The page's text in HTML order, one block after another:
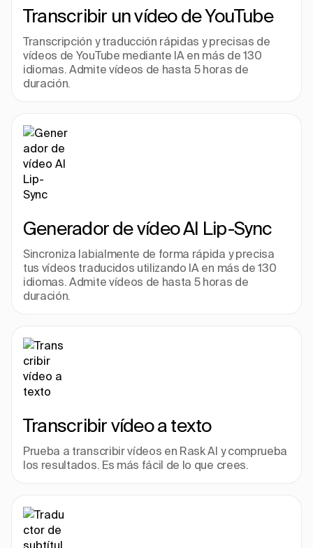
Transcribir un vídeo de YouTube
Transcripción y traducción rápidas y precisas de
vídeos de YouTube mediante IA en más de 130
idiomas. Admite vídeos de hasta 5 horas de
duración.
Generador de vídeo AI Lip-Sync
Sincroniza labialmente de forma rápida y precisa
tus vídeos traducidos utilizando IA en más de 130
idiomas. Admite vídeos de hasta 5 horas de
duración.
Transcribir vídeo a texto
Prueba a transcribir vídeos en Rask AI y comprueba
los resultados. Es más fácil de lo que crees.